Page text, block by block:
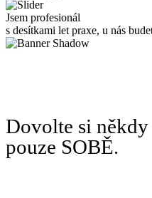
Jsem profesionál
s desítkami let praxe, u nás
Dovolte si
pouze SOBĚ.